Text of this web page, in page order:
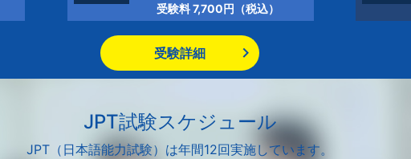
受験料 7,700円（税込）
受験詳細
JPT試験スケジュール
JPT（日本語能力試験）は年間12回実施しています。